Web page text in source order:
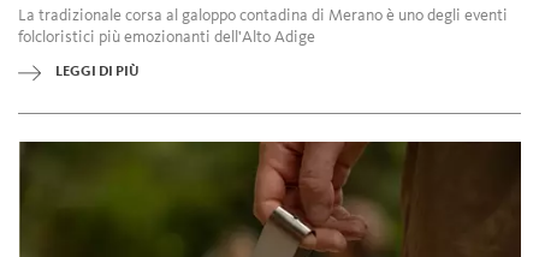
La tradizionale corsa al galoppo contadina di Merano è uno degli eventi
folcloristici più emozionanti dell'Alto Adige
LEGGI DI PIÙ